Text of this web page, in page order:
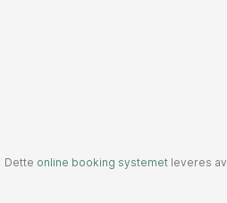
Dette online booking systemet leveres av